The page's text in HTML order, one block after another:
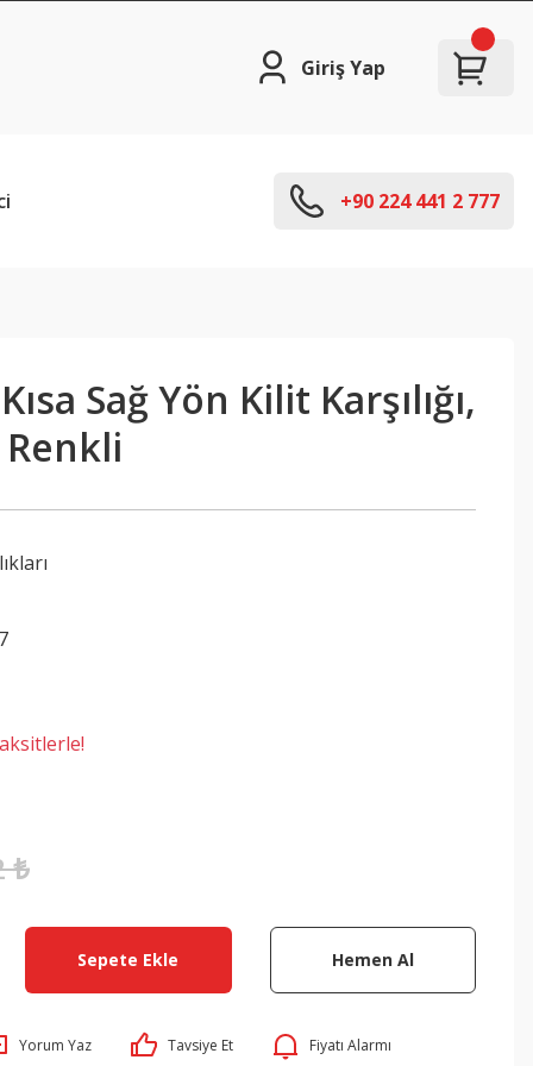
Giriş Yap
+90 224 441 2 777
Sağ Yön Kilit Karşılığı,
₺
Sepete Ekle Hemen Al
Yorum Yaz Tavsiye Et Fiyatı Alarmı